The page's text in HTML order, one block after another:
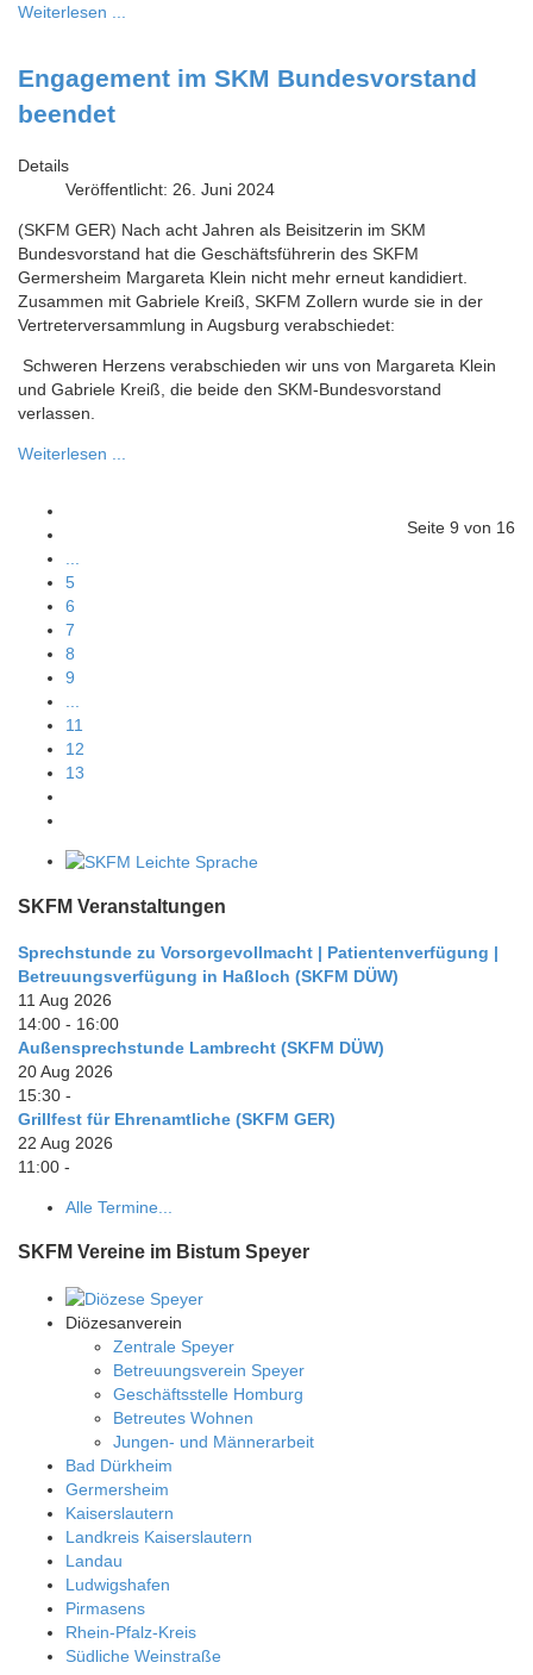
Weiterlesen ...
Engagement im SKM Bundesvorstand
beendet
Details
Veröffentlicht: 26. Juni 2024
(SKFM GER) Nach acht Jahren als Beisitzerin im SKM
Bundesvorstand hat die Geschäftsführerin des SKFM
Germersheim Margareta Klein nicht mehr erneut kandidiert.
Zusammen mit Gabriele Kreiß, SKFM Zollern wurde sie in der
Vertreterversammlung in Augsburg verabschiedet:
Schweren Herzens verabschieden wir uns von Margareta Klein
und Gabriele Kreiß, die beide den SKM-Bundesvorstand
verlassen.
Weiterlesen ...
Seite 9 von 16
5
6
7
8
9
11
12
13
SKFM Veranstaltungen
Sprechstunde zu Vorsorgevollmacht | Patientenverfügung |
Betreuungsverfügung in Haßloch (SKFM DÜW)
11 Aug 2026
14:00 - 16:00
Außensprechstunde Lambrecht (SKFM DÜW)
20 Aug 2026
15:30 -
Grillfest für Ehrenamtliche (SKFM GER)
22 Aug 2026
11:00 -
Alle Termine...
SKFM Vereine im Bistum Speyer
Diözesanverein
Zentrale Speyer
Betreuungsverein Speyer
Geschäftsstelle Homburg
Betreutes Wohnen
Jungen- und Männerarbeit
Bad Dürkheim
Germersheim
Kaiserslautern
Landkreis Kaiserslautern
Landau
Ludwigshafen
Pirmasens
Rhein-Pfalz-Kreis
Südliche Weinstraße